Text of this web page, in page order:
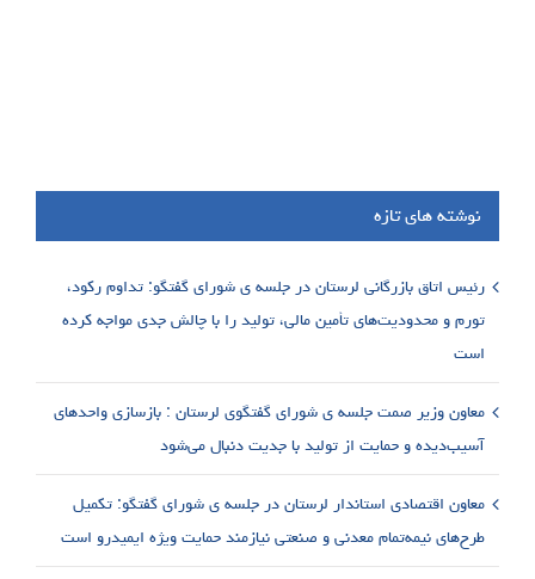
نوشته های تازه
رئیس اتاق بازرگانی لرستان در جلسه ی شورای گفتگو: تداوم رکود،
تورم و محدودیت‌های تأمین مالی، تولید را با چالش جدی مواجه کرده
است
معاون وزیر صمت جلسه ی شورای گفتگوی لرستان : بازسازی واحدهای
آسیب‌دیده و حمایت از تولید با جدیت دنبال می‌شود
معاون اقتصادی استاندار لرستان در جلسه ی شورای گفتگو: تکمیل
طرح‌های نیمه‌تمام معدنی و صنعتی نیازمند حمایت ویژه ایمیدرو است